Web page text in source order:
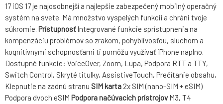
17 iOS 17 je najosobnejší a najlepšie zabezpečený mobilný operačný
systém na svete. Má množstvo vyspelých funkcií a chráni tvoje
súkromie. PrístupnosťIntegrované funkcie sprístupnenia na
kompenzáciu problémov so zrakom, pohyblivosťou, sluchom a
kognitívnymi schopnosťami ti pomôžu využívať iPhone naplno.
Dostupné funkcie: VoiceOver, Zoom, Lupa, Podpora RTT a TTY,
Switch Control, Skryté titulky, AssistiveTouch, Prečítanie obsahu,
Klepnutie na zadnú stranu SIM karta 2x SIM (nano-SIM + eSIM)
Podpora dvoch eSIM Podpora načúvacích prístrojovM3, T4